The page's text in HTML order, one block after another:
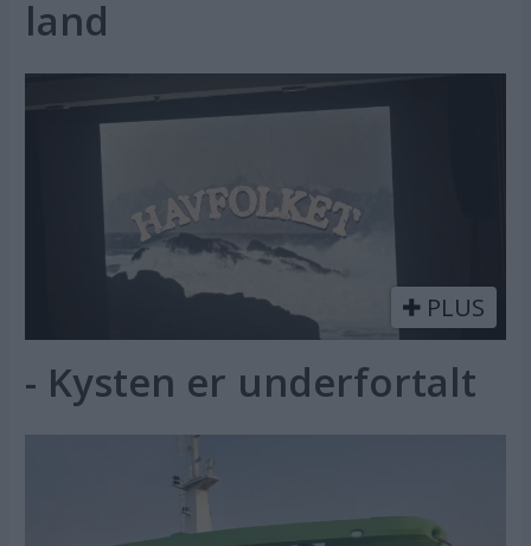
land
PLUS
- Kysten er underfortalt